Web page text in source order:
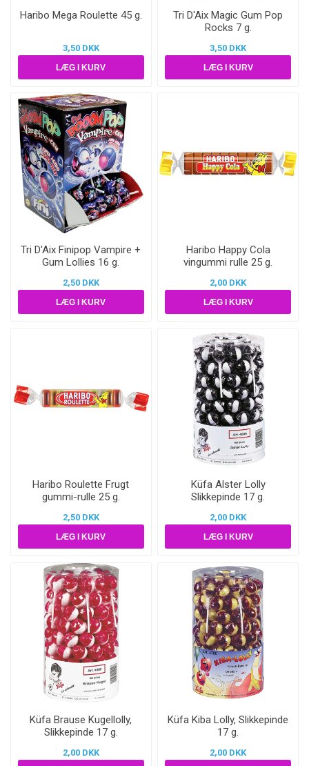
Haribo Mega Roulette 45 g.
3,50 DKK
Tri D'Aix Magic Gum Pop
Rocks 7 g.
3,50 DKK
Tri D'Aix Finipop Vampire +
Gum Lollies 16 g.
2,50 DKK
Haribo Happy Cola
vingummi rulle 25 g.
2,00 DKK
Haribo Roulette Frugt
gummi-rulle 25 g.
2,50 DKK
Küfa Alster Lolly
Slikkepinde 17 g.
2,00 DKK
Küfa Brause Kugellolly,
Slikkepinde 17 g.
2,00 DKK
Küfa Kiba Lolly, Slikkepinde
17 g.
2,00 DKK